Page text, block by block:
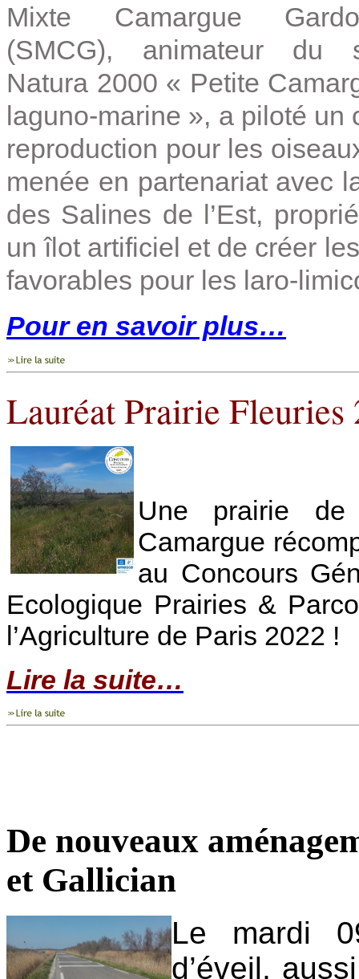
Mixte Camargue
(SMCG), animateur du
Natura 2000 « Petite
laguno-marine », a piloté un
reproduction pour les
menée en partenariat avec
des Salines de l’Est,
un îlot artificiel et de créer
favorables pour les laro-
Pour en savoir plus…
Lauréat Prairie Fleuries
Une prairie
Camargue
au Concours
Ecologique Prairies &
l’Agriculture de Paris 2022 !
Lire la suite…
De nouveaux
et Gallician
Le mardi
d’éveil,